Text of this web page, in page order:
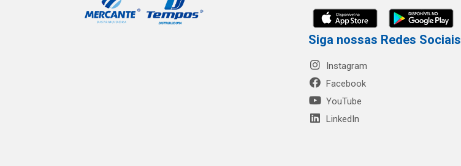
Siga nossas Redes Sociais
Instagram
Facebook
YouTube
LinkedIn